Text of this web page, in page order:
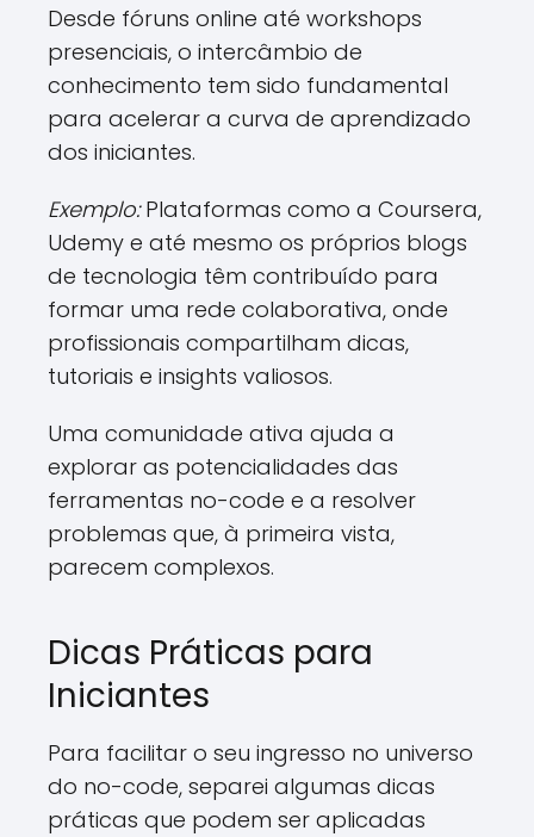
Desde fóruns online até workshops
presenciais, o intercâmbio de
conhecimento tem sido fundamental
para acelerar a curva de aprendizado
dos iniciantes.
Exemplo:Plataformas como a Coursera,
Udemy e até mesmo os próprios blogs
de tecnologia têm contribuído para
formar uma rede colaborativa, onde
profissionais compartilham dicas,
tutoriais e insights valiosos.
Uma comunidade ativa ajuda a
explorar as potencialidades das
ferramentas no-code e a resolver
problemas que, à primeira vista,
parecem complexos.
Dicas Práticas para
Iniciantes
Para facilitar o seu ingresso no universo
do no-code, separei algumas dicas
práticas que podem ser aplicadas